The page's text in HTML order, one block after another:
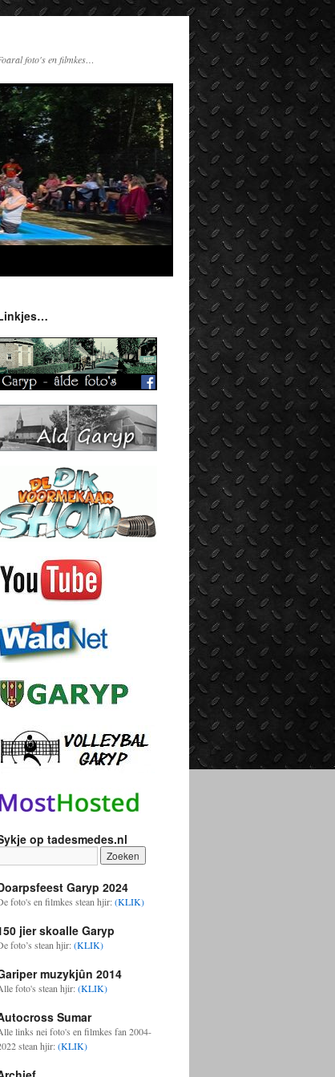
foto's en filmkes…
op tadesmedes.nl
Garyp 2024
foto's en filmkes stean hjir:(KLIK)
jier skoalle Garyp
foto’s stean hjir:(KLIK)
muzykjûn 2014
foto's stean hjir:(KLIK)
Sumar
links nei foto's en filmkes fan 2004-
stean hjir:(KLIK)